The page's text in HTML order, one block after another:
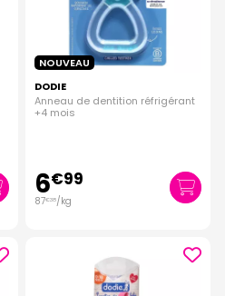
NOUVEAU
DODIE
Anneau de dentition réfrigérant
+4 mois
6€99
87€38/kg